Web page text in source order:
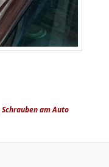
Schrauben am Auto